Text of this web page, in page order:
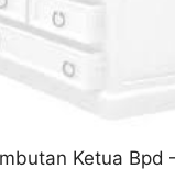
Ketua Bpd